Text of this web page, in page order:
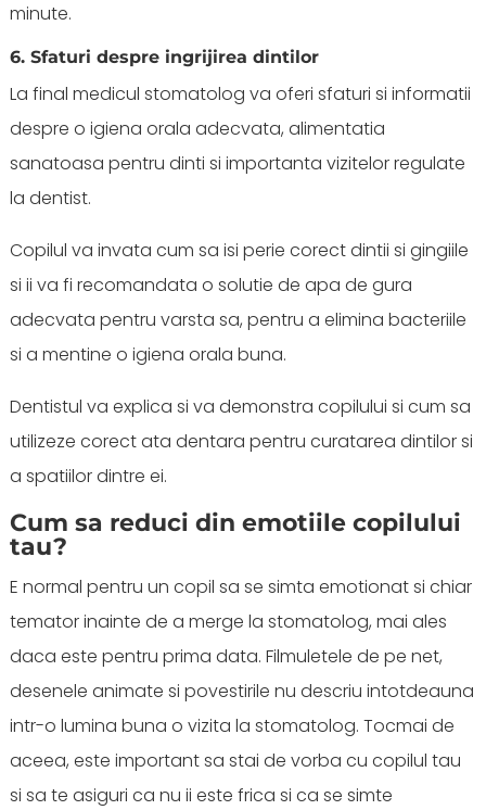
minute.
6. Sfaturi despre ingrijirea dintilor
La final medicul stomatolog va oferi sfaturi si informatii
despre o igiena orala adecvata, alimentatia
sanatoasa pentru dinti si importanta vizitelor regulate
la dentist.
Copilul va invata cum sa isi perie corect dintii si gingiile
si ii va fi recomandata o solutie de apa de gura
adecvata pentru varsta sa, pentru a elimina bacteriile
si a mentine o igiena orala buna.
Dentistul va explica si va demonstra copilului si cum sa
utilizeze corect ata dentara pentru curatarea dintilor si
a spatiilor dintre ei.
Cum sa reduci din emotiile copilului
tau?
E normal pentru un copil sa se simta emotionat si chiar
temator inainte de a merge la stomatolog, mai ales
daca este pentru prima data. Filmuletele de pe net,
desenele animate si povestirile nu descriu intotdeauna
intr-o lumina buna o vizita la stomatolog. Tocmai de
aceea, este important sa stai de vorba cu copilul tau
si sa te asiguri ca nu ii este frica si ca se simte